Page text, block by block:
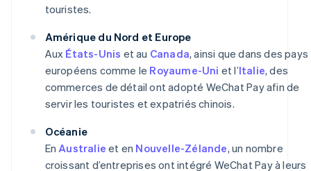
touristes.
Amérique du Nord et Europe
Aux États-Unis et au Canada, ainsi que dans des pays
européens comme le Royaume-Uni et l’Italie, des
commerces de détail ont adopté WeChat Pay afin de
servir les touristes et expatriés chinois.
Océanie
En Australie et en Nouvelle-Zélande, un nombre
croissant d’entreprises ont intégré WeChat Pay à leurs